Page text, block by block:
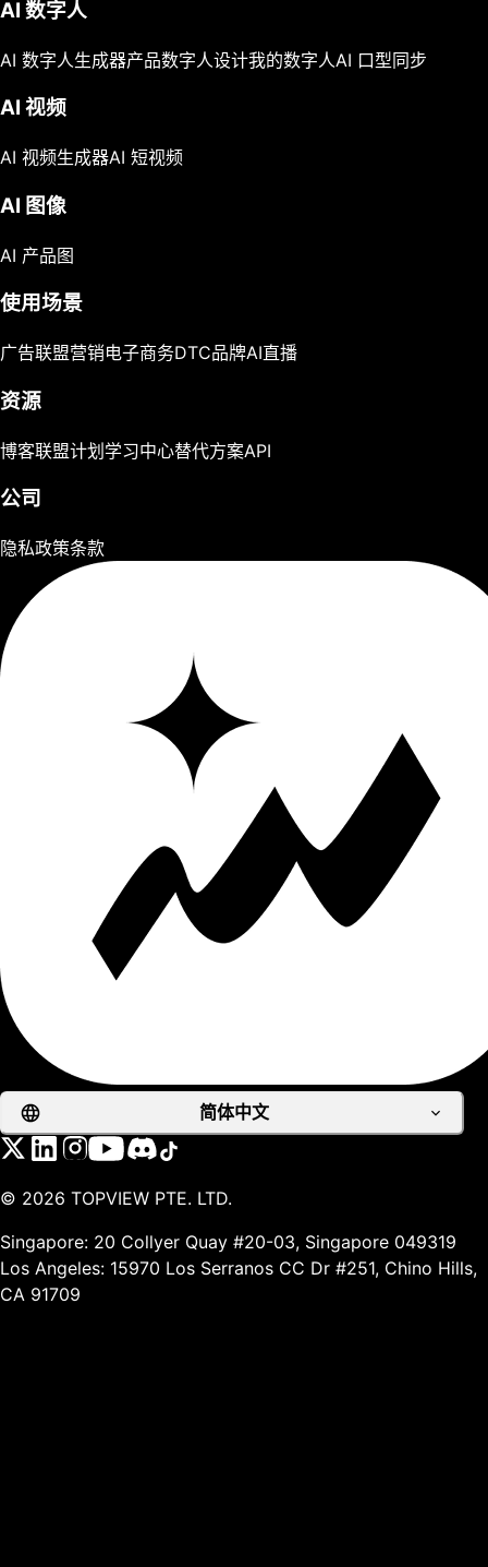
AI 数字人
AI 数字人生成器产品数字人设计我的数字人AI 口型同步
AI 视频
AI 视频生成器AI 短视频
AI 图像
AI 产品图
使用场景
广告联盟营销电子商务DTC品牌AI直播
资源
博客联盟计划学习中心替代方案API
公司
隐私政策条款
简体中文
© 2026 TOPVIEW PTE. LTD.
Singapore: 20 Collyer Quay #20-03, Singapore 049319
Los Angeles: 15970 Los Serranos CC Dr #251, Chino Hills,
CA 91709